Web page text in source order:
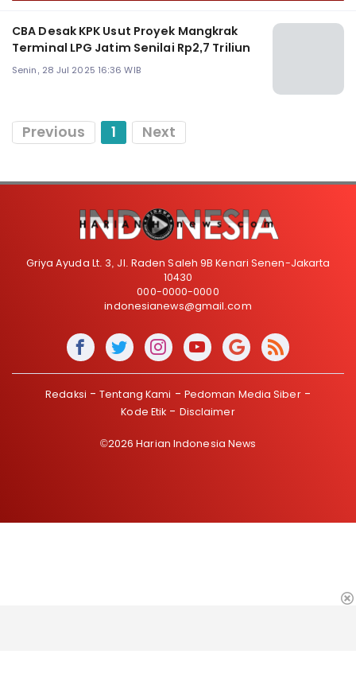
CBA Desak KPK Usut Proyek Mangkrak
Terminal LPG Jatim Senilai Rp2,7 Triliun
Senin, 28 Jul 2025 16:36 WIB
Previous 1 Next
Griya Ayuda Lt. 3, Jl. Raden Saleh 9B Kenari Senen-Jakarta
10430
000-0000-0000
indonesianews@gmail.com
Redaksi Tentang Kami
Pedoman Media Siber
Kode Etik
Disclaimer
©2026 Harian Indonesia News